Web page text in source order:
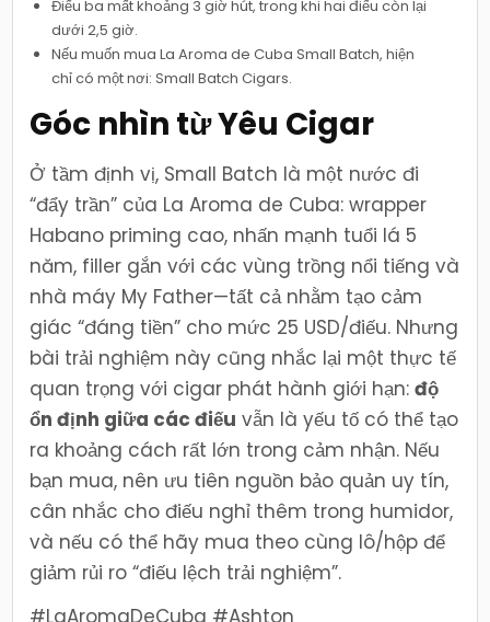
Điếu ba mất khoảng 3 giờ hút, trong khi hai điếu còn lại
dưới 2,5 giờ.
Nếu muốn mua La Aroma de Cuba Small Batch, hiện
chỉ có một nơi: Small Batch Cigars.
Góc nhìn từ Yêu Cigar
Ở tầm định vị, Small Batch là một nước đi
“đẩy trần” của La Aroma de Cuba: wrapper
Habano priming cao, nhấn mạnh tuổi lá 5
năm, filler gắn với các vùng trồng nổi tiếng và
nhà máy My Father—tất cả nhằm tạo cảm
giác “đáng tiền” cho mức 25 USD/điếu. Nhưng
bài trải nghiệm này cũng nhắc lại một thực tế
quan trọng với cigar phát hành giới hạn:độ
ổn định giữa các điếu vẫn là yếu tố có thể tạo
ra khoảng cách rất lớn trong cảm nhận. Nếu
bạn mua, nên ưu tiên nguồn bảo quản uy tín,
cân nhắc cho điếu nghỉ thêm trong humidor,
và nếu có thể hãy mua theo cùng lô/hộp để
giảm rủi ro “điếu lệch trải nghiệm”.
#LaAromaDeCuba #Ashton